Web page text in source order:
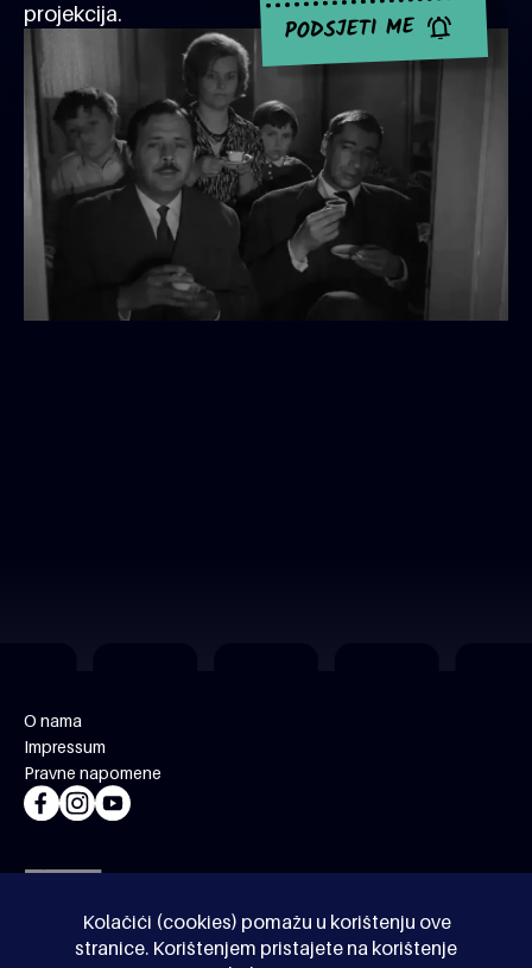
Kolačići (cookies) pomažu u korištenju ove
stranice. Korištenjem pristajete na korištenje
projekcija.
PODSJETI ME
O nama
Impressum
Pravne napomene